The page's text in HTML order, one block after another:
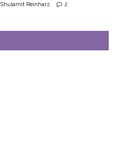
Shulamit Reinharz 2